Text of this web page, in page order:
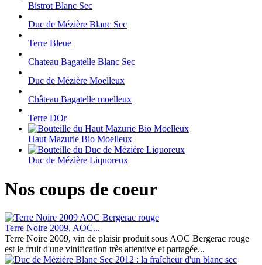
Bistrot Blanc Sec
Duc de Mézière Blanc Sec
Terre Bleue
Chateau Bagatelle Blanc Sec
Duc de Mézière Moelleux
Château Bagatelle moelleux
Terre DOr
Haut Mazurie Bio Moelleux
Duc de Mézière Liquoreux
Nos coups de coeur
Terre Noire 2009, AOC...
Terre Noire 2009, vin de plaisir produit sous AOC Bergerac rouge
est le fruit d'une vinification très attentive et partagée...